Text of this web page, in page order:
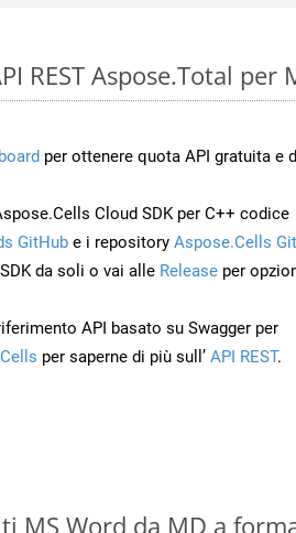
REST Aspose.Total per
per ottenere quota API gratuita e
Cloud SDK per C++ codice
GitHub e i repository Aspose.Cells
da soli o vai alle Release per
API basato su Swagger per
per saperne di più sull’ API REST.
MS Word da MD a